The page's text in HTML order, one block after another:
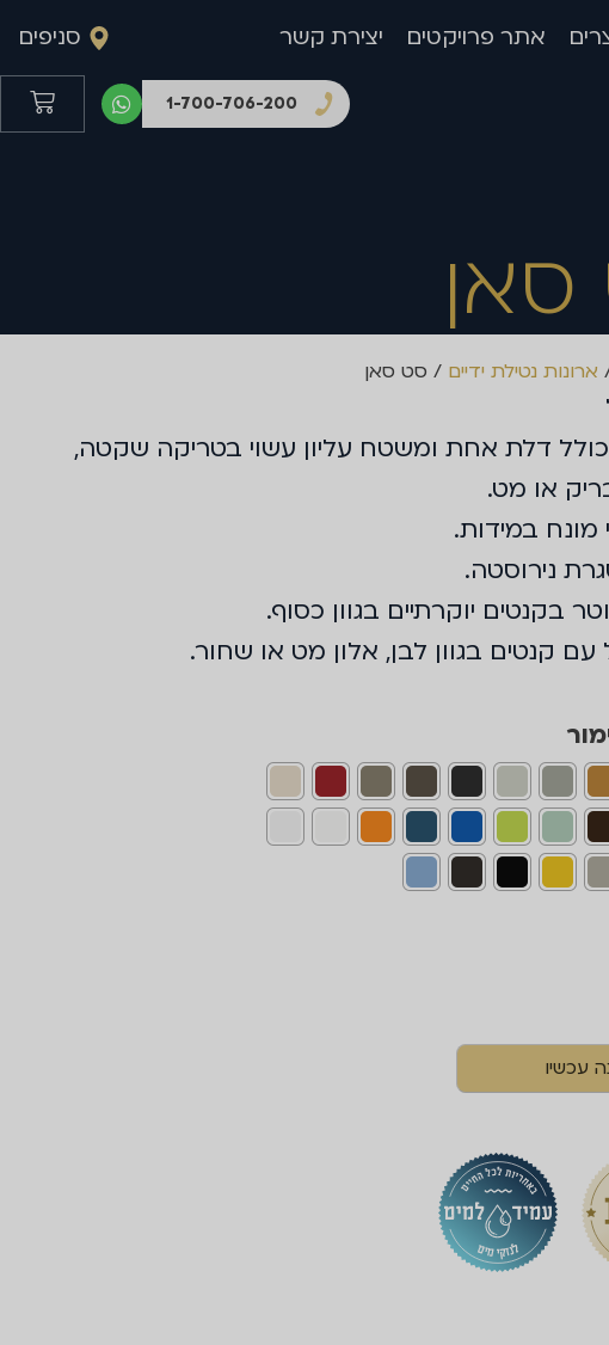
אתר פרויקטים יצירת קשר סניפים
1-700-706-200
ארונות נטילת ידיים / סט סאן
כולל דלת אחת ומשטח עליון עשוי בטריקה שקטה,
או מט.
מונח במידות.
נירוסטה.
בקנטים יוקרתיים בגוון כסוף.
עם קנטים בגוון לבן, אלון מט או שחור.
עכשיו